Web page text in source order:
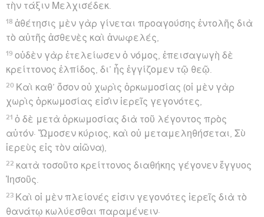
τὴν τάξιν Μελχισέδεκ.
18 ἀθέτησις μὲν γὰρ γίνεται προαγούσης ἐντολῆς διὰ
τὸ αὐτῆς ἀσθενὲς καὶ ἀνωφελές,
19 οὐδὲν γὰρ ἐτελείωσεν ὁ νόμος, ἐπεισαγωγὴ δὲ
κρείττονος ἐλπίδος, δι’ ἧς ἐγγίζομεν τῷ θεῷ.
20 Καὶ καθ’ ὅσον οὐ χωρὶς ὁρκωμοσίας (οἱ μὲν γὰρ
χωρὶς ὁρκωμοσίας εἰσὶν ἱερεῖς γεγονότες,
21 ὁ δὲ μετὰ ὁρκωμοσίας διὰ τοῦ λέγοντος πρὸς
αὐτόν· Ὤμοσεν κύριος, καὶ οὐ μεταμεληθήσεται, Σὺ
ἱερεὺς εἰς τὸν αἰῶνα),
22 κατὰ τοσοῦτο κρείττονος διαθήκης γέγονεν ἔγγυος
Ἰησοῦς.
23 Καὶ οἱ μὲν πλείονές εἰσιν γεγονότες ἱερεῖς διὰ τὸ
θανάτῳ κωλύεσθαι παραμένειν·